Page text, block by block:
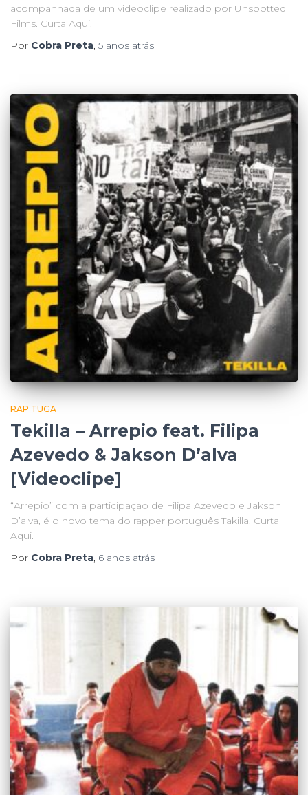
acompanhada de um videoclipe realizado por Unspotted
Films. Curta Aqui.
Por Cobra Preta, 5 anos atrás
RAP TUGA
Tekilla – Arrepio feat. Filipa
Azevedo & Jakson D’alva
[Videoclipe]
“Arrepio” com a participação de Filipa Azevedo e Jakson
D’alva, é o novo tema do rapper português Takilla. Curta
Aqui.
Por Cobra Preta, 6 anos atrás